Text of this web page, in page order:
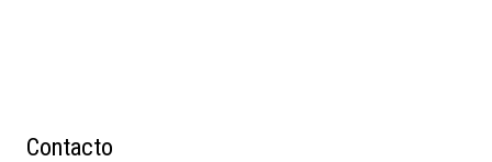
Contacto